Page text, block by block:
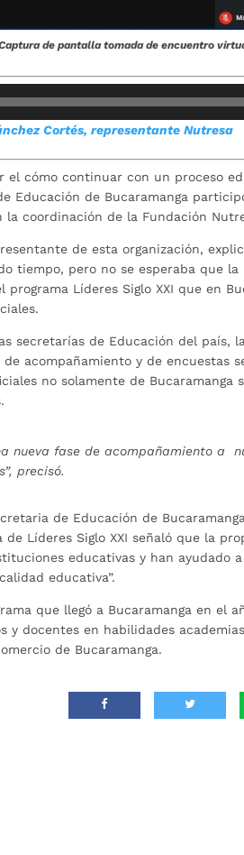
de pantalla tomada de encuentro
Cortés, representante Nutresa
el cómo continuar con un proceso
Educación de Bucaramanga
la coordinación de la Fundación
de esta organización,
tiempo, pero no se esperaba que
Líderes Siglo XXI que en
secretarías de Educación del país,
acompañamiento y de encuestas
no solamente de
nueva fase de acompañamiento a
precisó.
de Educación de
Líderes Siglo XXI señaló que la
educativas y han ayudado
educativa”.
que llegó a Bucaramanga en el
y docentes en habilidades
de Bucaramanga.